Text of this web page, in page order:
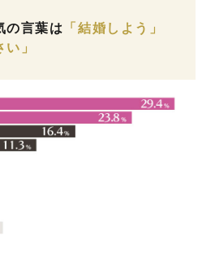
の言葉は
「結婚しよう」
」